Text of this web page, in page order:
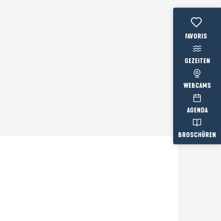
Voir les
GEZEITEN
WEBCAMS
AGENDA
BROSCHÜREN